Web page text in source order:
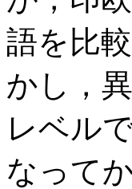
語を比
かし，
レベル
なって